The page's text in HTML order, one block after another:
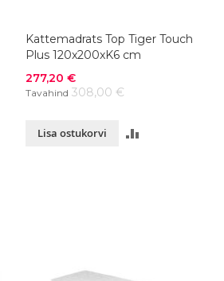
Kattemadrats Top Tiger Touch
Plus 120x200xK6 cm
Soodushind
277,20 €
Tavahind 308,00 €
Lisa ostukorvi